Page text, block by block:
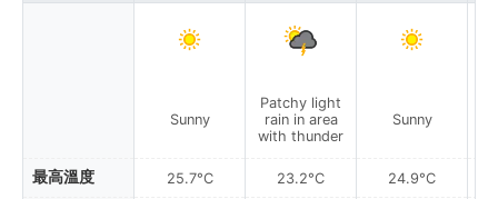
最高溫度
Sunny
25.7°C
Patchy light
rain in area
with thunder
23.2°C
Sunny
24.9°C